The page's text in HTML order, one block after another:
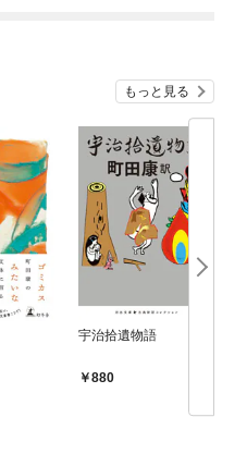
もっと見る
宇治拾遺物語
880